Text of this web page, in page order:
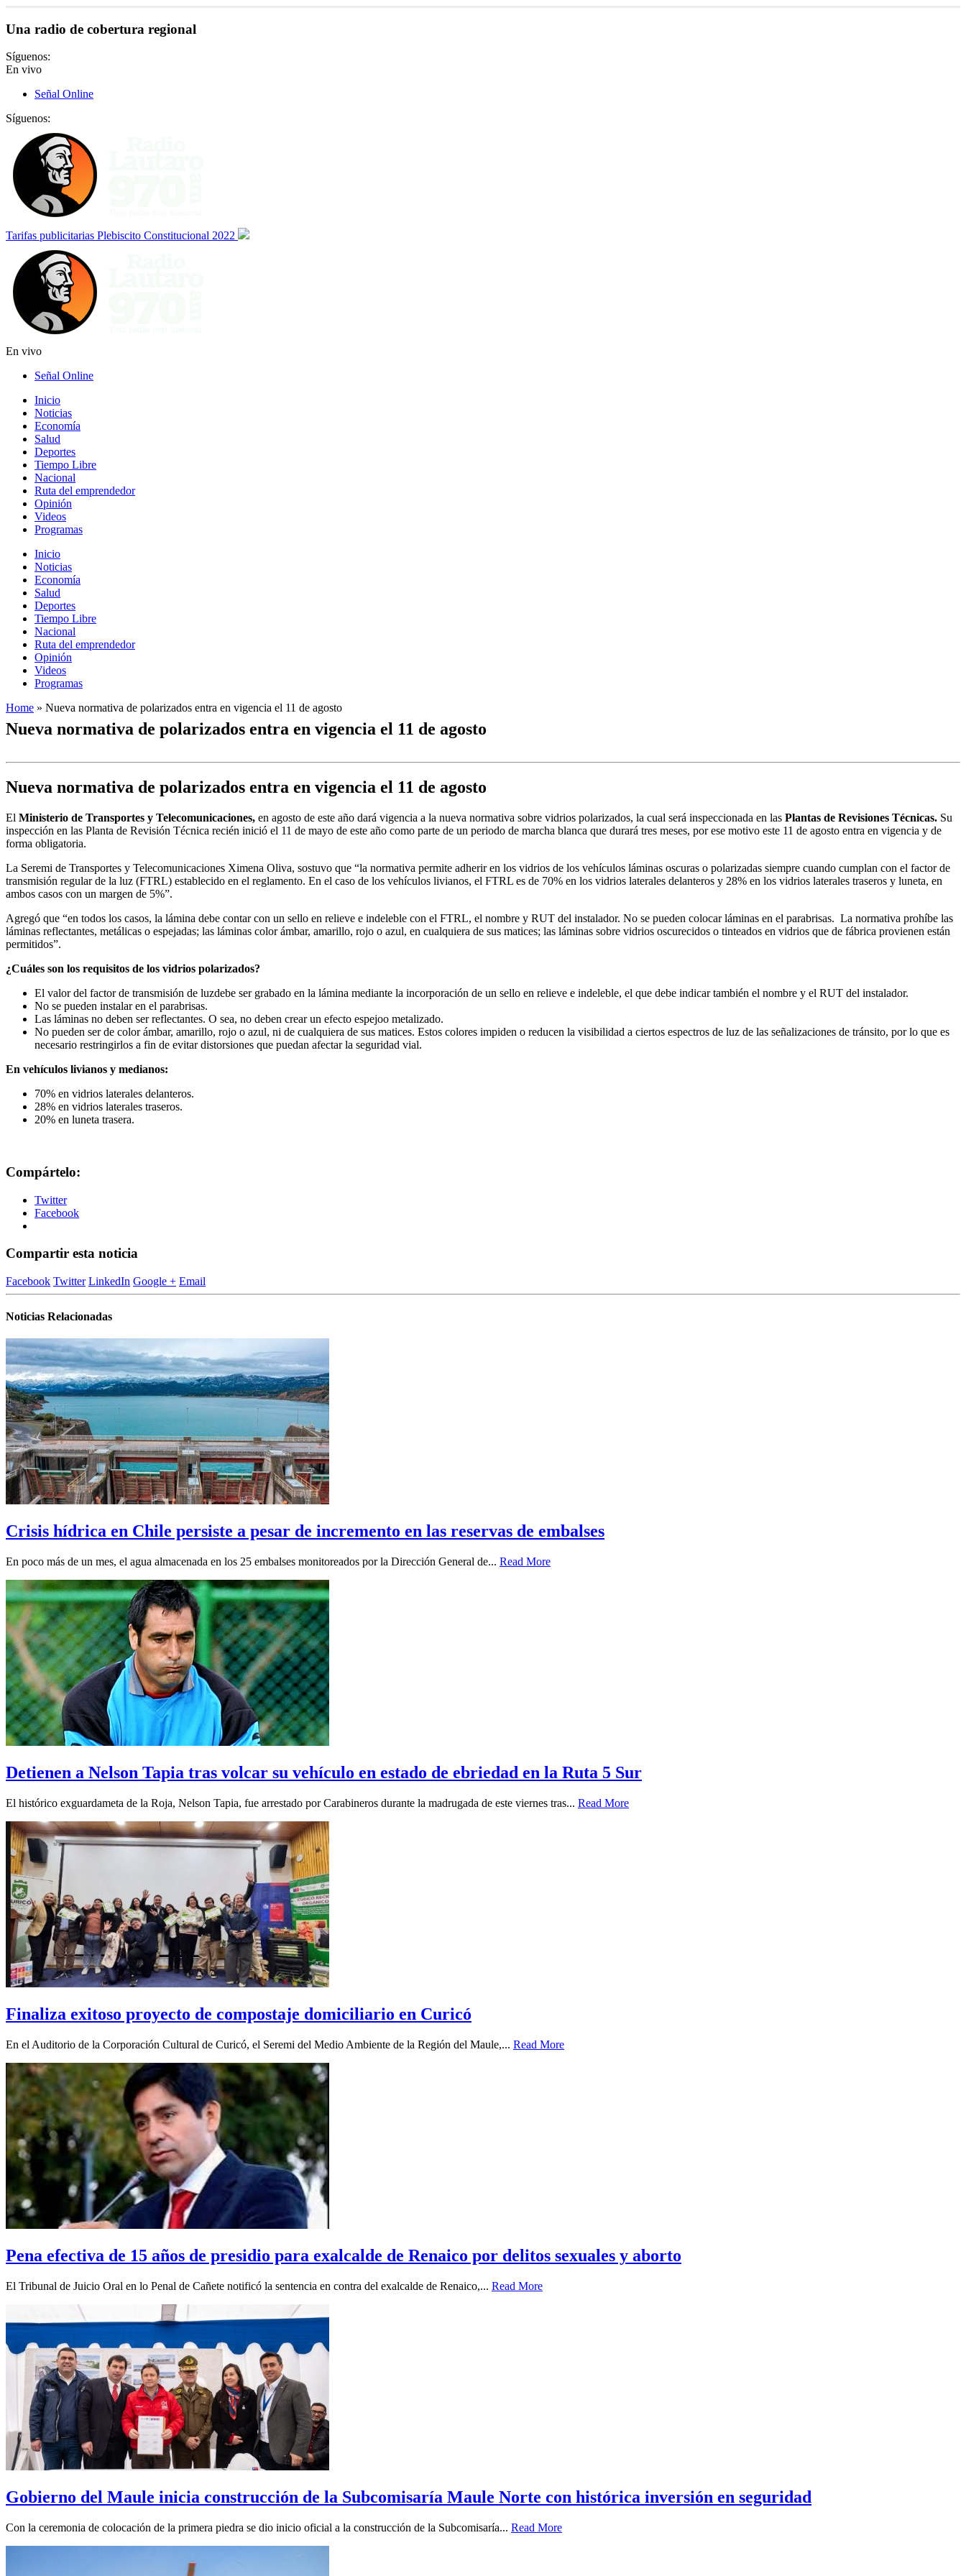
Una radio de cobertura regional
Síguenos:
En vivo
Señal Online
Síguenos:
Tarifas publicitarias Plebiscito Constitucional 2022
En vivo
Señal Online
Inicio
Noticias
Economía
Salud
Deportes
Tiempo Libre
Nacional
Ruta del emprendedor
Opinión
Videos
Programas
Inicio
Noticias
Economía
Salud
Deportes
Tiempo Libre
Nacional
Ruta del emprendedor
Opinión
Videos
Programas
Home » Nueva normativa de polarizados entra en vigencia el 11 de agosto
Nueva normativa de polarizados entra en vigencia el 11 de agosto
Nueva normativa de polarizados entra en vigencia el 11 de agosto
El Ministerio de Transportes y Telecomunicaciones, en agosto de este año dará vigencia a la nueva normativa sobre vidrios polarizados, la cual será inspeccionada en las Plantas de Revisiones Técnicas. Su
inspección en las Planta de Revisión Técnica recién inició el 11 de mayo de este año como parte de un periodo de marcha blanca que durará tres meses, por ese motivo este 11 de agosto entra en vigencia y de
forma obligatoria.
La Seremi de Transportes y Telecomunicaciones Ximena Oliva, sostuvo que “la normativa permite adherir en los vidrios de los vehículos láminas oscuras o polarizadas siempre cuando cumplan con el factor de
transmisión regular de la luz (FTRL) establecido en el reglamento. En el caso de los vehículos livianos, el FTRL es de 70% en los vidrios laterales delanteros y 28% en los vidrios laterales traseros y luneta, en
ambos casos con un margen de 5%”.
Agregó que “en todos los casos, la lámina debe contar con un sello en relieve e indeleble con el FTRL, el nombre y RUT del instalador. No se pueden colocar láminas en el parabrisas. La normativa prohíbe las
láminas reflectantes, metálicas o espejadas; las láminas color ámbar, amarillo, rojo o azul, en cualquiera de sus matices; las láminas sobre vidrios oscurecidos o tinteados en vidrios que de fábrica provienen están
permitidos”.
¿Cuáles son los requisitos de los vidrios polarizados?
El valor del factor de transmisión de luzdebe ser grabado en la lámina mediante la incorporación de un sello en relieve e indeleble, el que debe indicar también el nombre y el RUT del instalador.
No se pueden instalar en el parabrisas.
Las láminas no deben ser reflectantes. O sea, no deben crear un efecto espejoo metalizado.
No pueden ser de color ámbar, amarillo, rojo o azul, ni de cualquiera de sus matices. Estos colores impiden o reducen la visibilidad a ciertos espectros de luz de las señalizaciones de tránsito, por lo que es
necesario restringirlos a fin de evitar distorsiones que puedan afectar la seguridad vial.
En vehículos livianos y medianos:
70% en vidrios laterales delanteros.
28% en vidrios laterales traseros.
20% en luneta trasera.
Compártelo:
Twitter
Facebook
Compartir esta noticia
Facebook Twitter LinkedIn Google + Email
Noticias Relacionadas
Crisis hídrica en Chile persiste a pesar de incremento en las reservas de embalses
En poco más de un mes, el agua almacenada en los 25 embalses monitoreados por la Dirección General de... Read More
Detienen a Nelson Tapia tras volcar su vehículo en estado de ebriedad en la Ruta 5 Sur
El histórico exguardameta de la Roja, Nelson Tapia, fue arrestado por Carabineros durante la madrugada de este viernes tras... Read More
Finaliza exitoso proyecto de compostaje domiciliario en Curicó
En el Auditorio de la Corporación Cultural de Curicó, el Seremi del Medio Ambiente de la Región del Maule,... Read More
Pena efectiva de 15 años de presidio para exalcalde de Renaico por delitos sexuales y aborto
El Tribunal de Juicio Oral en lo Penal de Cañete notificó la sentencia en contra del exalcalde de Renaico,... Read More
Gobierno del Maule inicia construcción de la Subcomisaría Maule Norte con histórica inversión en seguridad
Con la ceremonia de colocación de la primera piedra se dio inicio oficial a la construcción de la Subcomisaría... Read More